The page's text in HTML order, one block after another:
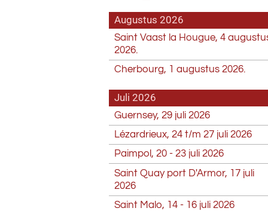
Augustus 2026
Saint Vaast la Hougue, 4
2026.
Cherbourg, 1 augustus 2026.
Juli 2026
Guernsey, 29 juli 2026
Lézardrieux, 24 t/m 27 juli 2026
Paimpol, 20 - 23 juli 2026
Saint Quay port D'Armor, 17 juli
2026
Saint Malo, 14 - 16 juli 2026